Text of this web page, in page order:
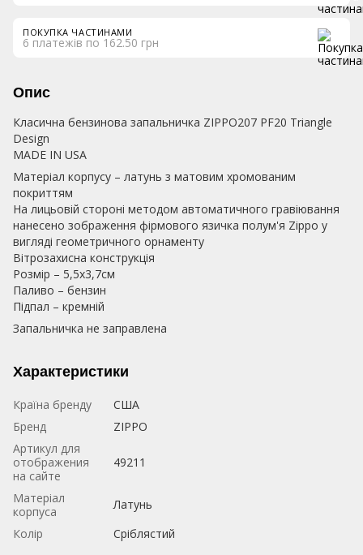
ПОКУПКА ЧАСТИНАМИ
6 платежів по 162.50 грн
Опис
Класична бензинова запальничка ZIPPO207 PF20 Triangle
Design
MADE IN USA
Матеріал корпусу – латунь з матовим хромованим
покриттям
На лицьовій стороні методом автоматичного гравіювання
нанесено зображення фірмового язичка полум'я Zippo у
вигляді геометричного орнаменту
Вітрозахисна конструкція
Розмір – 5,5х3,7см
Паливо – бензин
Підпал – кремній
Запальничка не заправлена
Характеристики
Країна бренду
США
Бренд
ZIPPO
Артикул для
отображения
на сайте
49211
Матеріал
корпуса
Латунь
Колір
Сріблястий